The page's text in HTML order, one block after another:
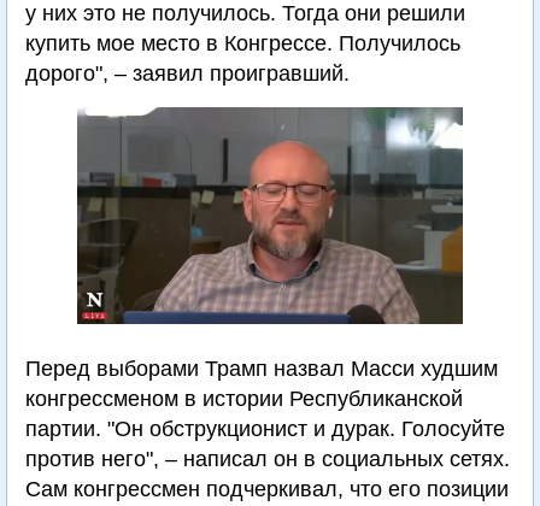
у них это не получилось. Тогда они решили
купить мое место в Конгрессе. Получилось
дорого", – заявил проигравший.
Перед выборами Трамп назвал Масси худшим
конгрессменом в истории Республиканской
партии. "Он обструкционист и дурак. Голосуйте
против него", – написал он в социальных сетях.
Сам конгрессмен подчеркивал, что его позиции